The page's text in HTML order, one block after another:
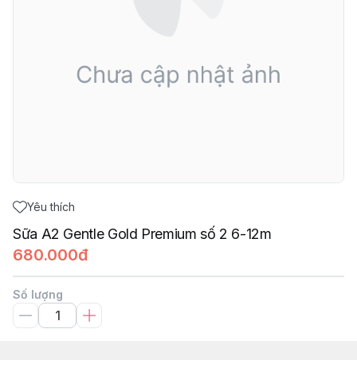
Yêu thích
Sữa A2 Gentle Gold Premium số 2 6-12m
680.000đ
Số lượng